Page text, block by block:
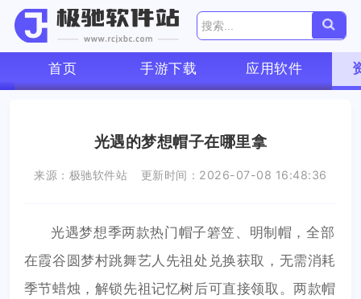
首页 手游下载 应用软件
光遇的梦想帽子在哪里拿
来源：极驰软件站 更新时间：2026-07-08 16:48:36
光遇梦想季两款热门帽子箬笠、明制帽，全部
在霞谷圆梦村跳舞艺人先祖处兑换获取，无需消耗
季节蜡烛，解锁先祖记忆树后可直接领取。两款帽